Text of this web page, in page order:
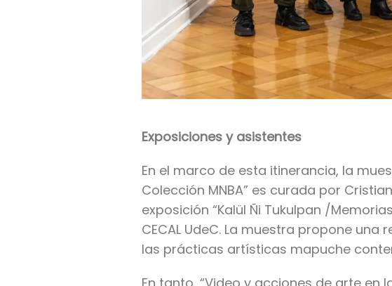
Exposiciones y asistentes
En el marco de esta itinerancia, la
Colección MNBA” es curada por
exposición “Kalül Ñi Tukulpan /
CECAL UdeC. La muestra propone
las prácticas artísticas mapuche